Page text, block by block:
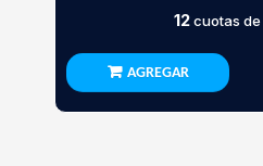
12cuotas de
AGREGAR